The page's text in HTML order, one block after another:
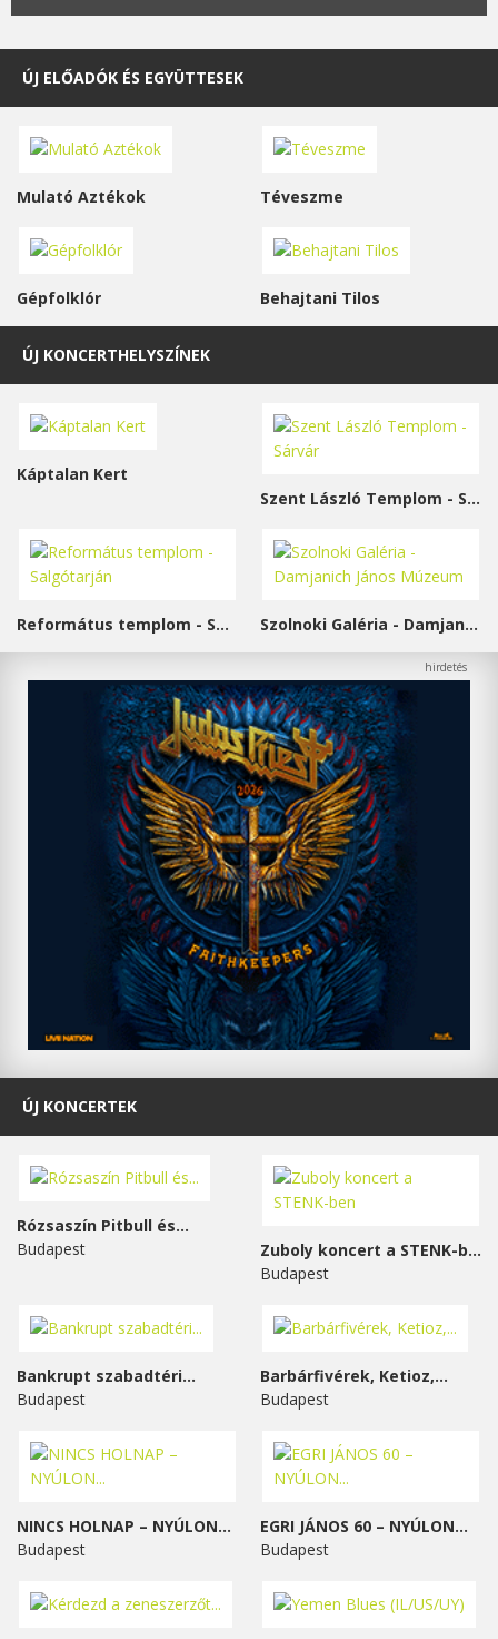
ÚJ ELŐADÓK ÉS EGYÜTTESEK
Mulató Aztékok Téveszme
Gépfolklór Behajtani Tilos
ÚJ KONCERTHELYSZÍNEK
Káptalan Kert
Szent László Templom - Sárvár
Református templom - Salgótarján Szolnoki Galéria - Damjanich János Múzeum
ÚJ KONCERTEK
Rózsaszín Pitbull és...
Budapest
Zuboly koncert a STENK-ben
Budapest
Bankrupt szabadtéri...
Budapest
Barbárfivérek, Ketioz,...
Budapest
NINCS HOLNAP – NYÚLON...
Budapest
EGRI JÁNOS 60 – NYÚLON...
Budapest